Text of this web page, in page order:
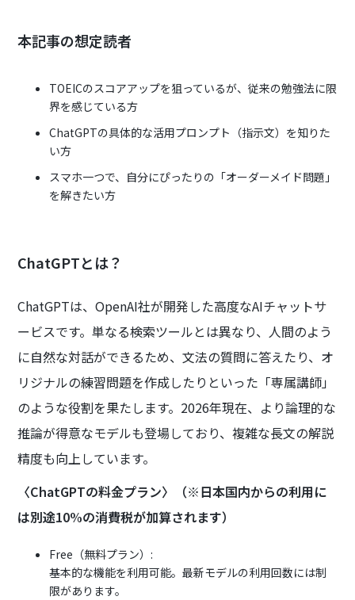
本記事の想定読者
TOEICのスコアアップを狙っているが、従来の勉強法に限
界を感じている方
ChatGPTの具体的な活用プロンプト（指示文）を知りた
い方
スマホ一つで、自分にぴったりの「オーダーメイド問題」
を解きたい方
ChatGPTとは？
ChatGPTは、OpenAI社が開発した高度なAIチャットサ
ービスです。単なる検索ツールとは異なり、人間のよう
に自然な対話ができるため、文法の質問に答えたり、オ
リジナルの練習問題を作成したりといった「専属講師」
のような役割を果たします。2026年現在、より論理的な
推論が得意なモデルも登場しており、複雑な長文の解説
精度も向上しています。
〈ChatGPTの料金プラン〉（※日本国内からの利用に
は別途10%の消費税が加算されます）
Free（無料プラン）:
基本的な機能を利用可能。最新モデルの利用回数には制
限があります。